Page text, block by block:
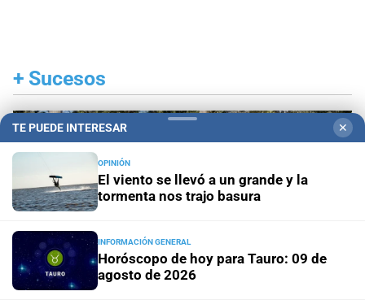
+ Sucesos
TE PUEDE INTERESAR ✕
OPINIÓN
El viento se llevó a un grande y la
tormenta nos trajo basura
INFORMACIÓN GENERAL
Horóscopo de hoy para Tauro: 09 de
agosto de 2026